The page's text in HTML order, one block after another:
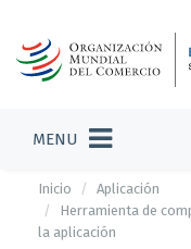
MENU
Inicio
Aplicación
Herramienta de
la aplicación